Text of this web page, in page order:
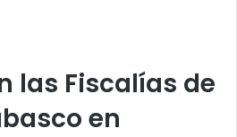
las Fiscalías de
en